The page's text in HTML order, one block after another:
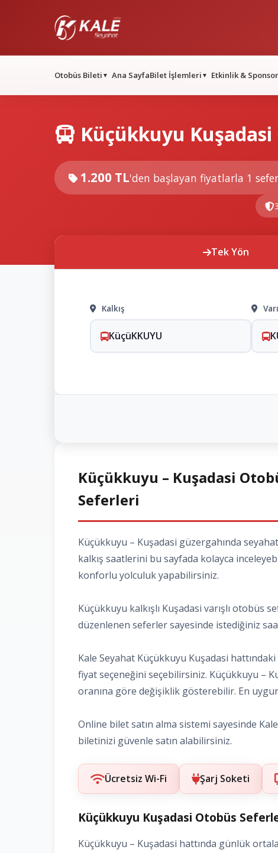
Otobüs Bileti ▼ Ana SayfaBilet İşlemleri ▼ Etkinlik &
Küçükkuyu
1.200 TL'den başlayan fiyatlarla 1 sefer
Tek Yön
Kalkış
KüçüKKUYU
Küçükkuyu – Kuşadasi
Seferleri
Küçükkuyu – Kuşadasi güzergahında
kalkış saatlerini bu sayfada kolayca
konforlu yolculuk yapabilirsiniz.
Küçükkuyu kalkışlı Kuşadasi varışlı
düzenlenen seferler sayesinde istediğiniz
Kale Seyahat Küçükkuyu Kuşadasi
fiyat seçeneğini seçebilirsiniz. Küçükkuyu –
oranına göre değişiklik gösterebilir. En
Online bilet satın alma sistemi sayesinde
biletinizi güvenle satın alabilirsiniz.
Ücretsiz Wi-Fi Şarj Soketi
Küçükkuyu Kuşadasi Otobüs
Küçükkuyu – Kuşadasi hattında günlük